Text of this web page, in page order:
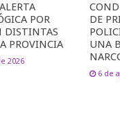
POR
DISTINTAS
PROVINCIA
2026
DE
UNA
6 de